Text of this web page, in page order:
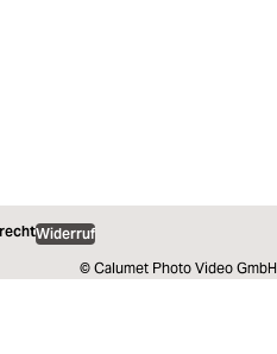
Widerruf
© Calumet Photo Video GmbH